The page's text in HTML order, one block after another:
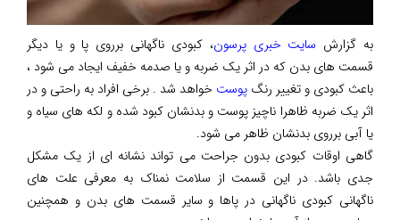
به گزارش سایت خبری پرسون، کبودی ناگهانی برروی پا و یا دیگر
قسمت های بدن که در اثر یک ضربه و یا صدمه خفیف ایجاد می شود ،
باعث کبودی و تغییر رنگ پوست خواهد شد . برخی افراد به راحتی و در
اثر یک ضربه ظاهرا ناچیز پوست و بدنشان کبود شده و لکه های سیاه و
یا آبی برروی بدنشان ظاهر می شود.
گاهی اوقات کبودی بدون جراحت می تواند نشانه ای از یک مشکل
جدی باشد. در این قسمت از سلامت نمناک به معرفی علت های
ناگهانی کبودی ناگهانی در پاها و سایر قسمت های بدن و همچنین